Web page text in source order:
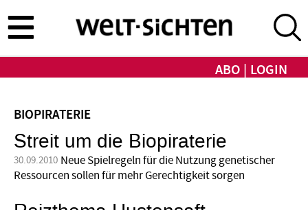
zum
Inhalt
ABO LOGIN
BIOPIRATERIE
Streit um die Biopiraterie
30.09.2010 Neue Spielregeln für die Nutzung genetischer
Ressourcen sollen für mehr Gerechtigkeit sorgen